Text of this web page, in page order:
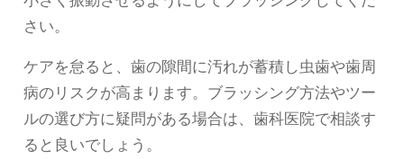
さい。
ケアを怠ると、歯の隙間に汚れが蓄積し虫歯や歯周
病のリスクが高まります。ブラッシング方法やツー
ルの選び方に疑問がある場合は、歯科医院で相談す
ると良いでしょう。